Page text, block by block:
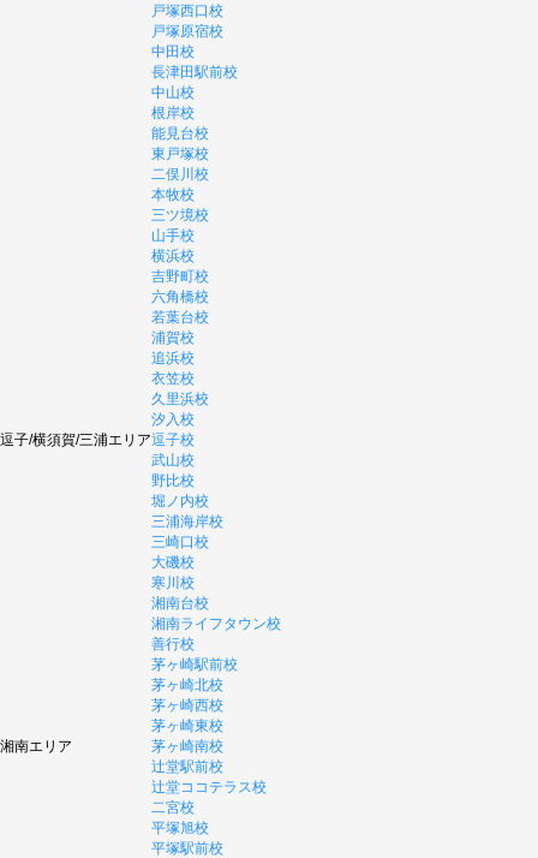
戸塚西口校
戸塚原宿校
中田校
長津田駅前校
中山校
根岸校
能見台校
東戸塚校
二俣川校
本牧校
三ツ境校
山手校
横浜校
吉野町校
六角橋校
若葉台校
逗子/横須賀/三浦エリア
浦賀校
追浜校
衣笠校
久里浜校
汐入校
逗子校
武山校
野比校
堀ノ内校
三浦海岸校
三崎口校
湘南エリア
大磯校
寒川校
湘南台校
湘南ライフタウン校
善行校
茅ヶ崎駅前校
茅ヶ崎北校
茅ヶ崎西校
茅ヶ崎東校
茅ヶ崎南校
辻堂駅前校
辻堂ココテラス校
二宮校
平塚旭校
平塚駅前校